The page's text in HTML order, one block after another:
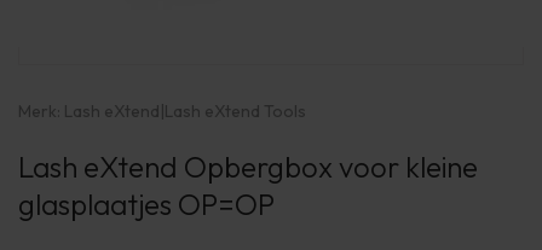
Merk: Lash eXtend|Lash eXtend Tools
Lash eXtend Opbergbox voor kleine
glasplaatjes OP=OP